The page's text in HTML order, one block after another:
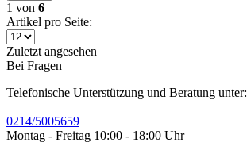
1 von 6
Artikel pro Seite:
Zuletzt angesehen
Bei Fragen
Telefonische Unterstützung und Beratung unter:
0214/5005659
Montag - Freitag 10:00 - 18:00 Uhr